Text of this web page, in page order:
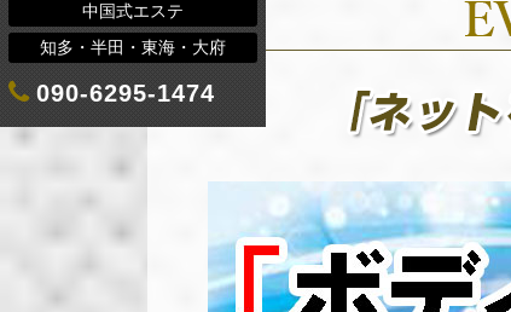
中国式エステ
知多・半田・東海・大府
090-6295-1474